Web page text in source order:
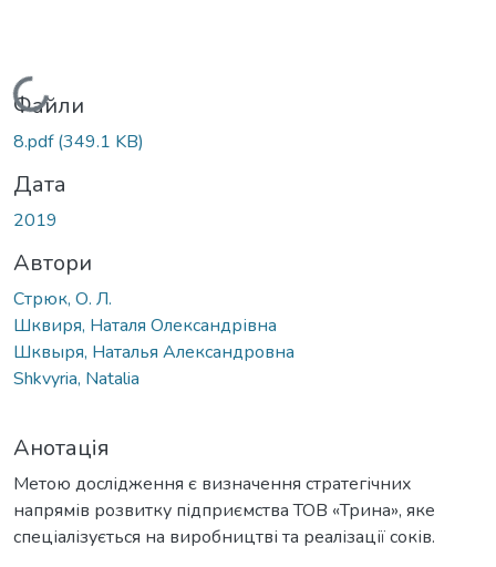
Вантажиться...
Файли
8.pdf(349.1 KB)
Дата
2019
Автори
Стрюк, О. Л.
Шквиря, Наталя Олександрівна
Шквыря, Наталья Александровна
Shkvyria, Natalia
Анотація
Метою дослідження є визначення стратегічних
напрямів розвитку підприємства ТОВ «Трина», яке
спеціалізується на виробництві та реалізації соків.